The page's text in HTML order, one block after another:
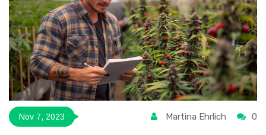
Nov 7, 2023 Martina Ehrlich 0